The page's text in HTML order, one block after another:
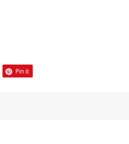
Pin it